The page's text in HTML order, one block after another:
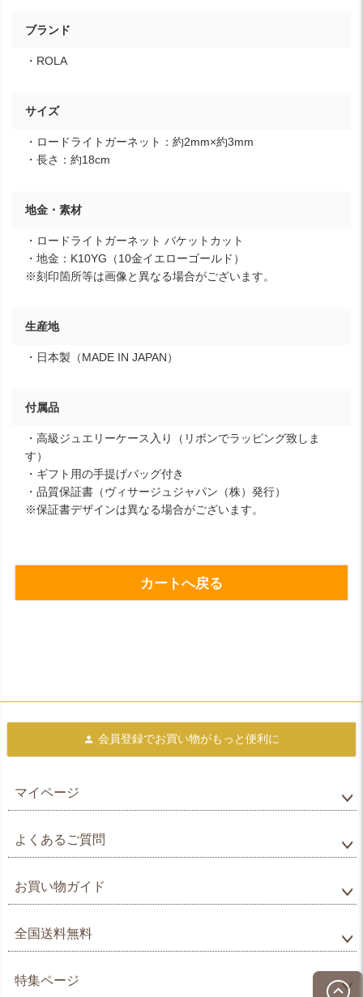
ブランド
・ROLA
サイズ
・ロードライトガーネット：約2mm×約3mm
・長さ：約18cm
地金・素材
・ロードライトガーネット バケットカット
・地金：K10YG（10金イエローゴールド）
※刻印箇所等は画像と異なる場合がございます。
生産地
・日本製（MADE IN JAPAN）
付属品
・高級ジュエリーケース入り（リボンでラッピング致しま
す）
・ギフト用の手提げバッグ付き
・品質保証書（ヴィサージュジャパン（株）発行）
※保証書デザインは異なる場合がございます。
カートへ戻る
会員登録でお買い物がもっと便利に
マイページ
よくあるご質問
お買い物ガイド
全国送料無料
特集ページ